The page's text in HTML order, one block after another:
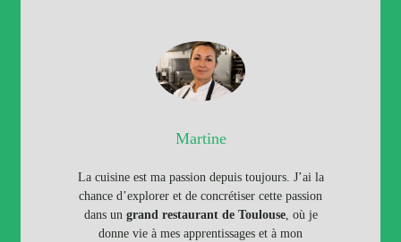
Martine
La cuisine est ma passion depuis toujours. J’ai la
chance d’explorer et de concrétiser cette passion
dans un grand restaurant de Toulouse, où je
donne vie à mes apprentissages et à mon